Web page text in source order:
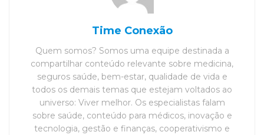
Time Conexão
Quem somos? Somos uma equipe destinada a
compartilhar conteúdo relevante sobre medicina,
seguros saúde, bem-estar, qualidade de vida e
todos os demais temas que estejam voltados ao
universo: Viver melhor. Os especialistas falam
sobre saúde, conteúdo para médicos, inovação e
tecnologia, gestão e finanças, cooperativismo e